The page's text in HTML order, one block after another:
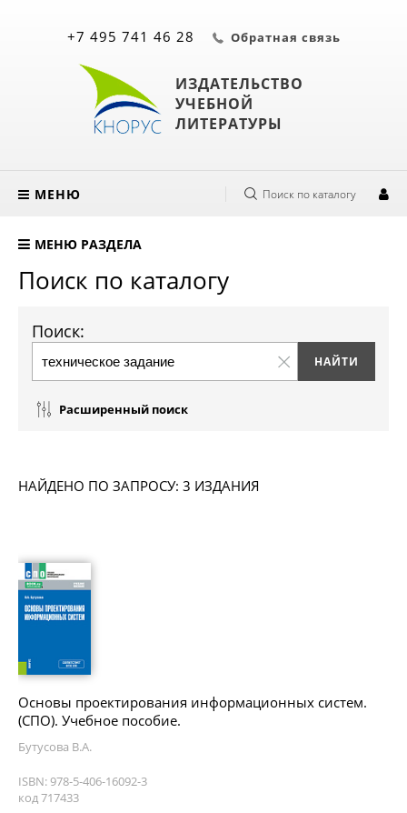
ИЗДАТЕЛЬСТВО
УЧЕБНОЙ
ЛИТЕРАТУРЫ
+7 495 741 46 28 Обратная связь
МЕНЮ Поиск по каталогу
МЕНЮ РАЗДЕЛА
Поиск по каталогу
Поиск:
Расширенный поиск
НАЙДЕНО ПО ЗАПРОСУ: 3 ИЗДАНИЯ
Основы проектирования информационных систем.
(СПО). Учебное пособие.
Бутусова В.А.
ISBN: 978-5-406-16092-3
код 717433